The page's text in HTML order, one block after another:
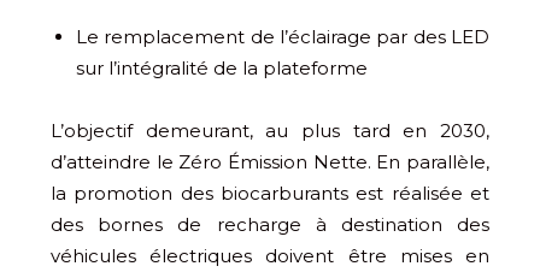
Le remplacement de l’éclairage par des LED
sur l’intégralité de la plateforme
L’objectif demeurant, au plus tard en 2030,
d’atteindre le Zéro Émission Nette. En parallèle,
la promotion des biocarburants est réalisée et
des bornes de recharge à destination des
véhicules électriques doivent être mises en